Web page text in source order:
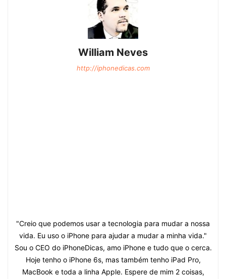
William Neves
http://iphonedicas.com
"Creio que podemos usar a tecnologia para mudar a nossa
vida. Eu uso o iPhone para ajudar a mudar a minha vida."
Sou o CEO do iPhoneDicas, amo iPhone e tudo que o cerca.
Hoje tenho o iPhone 6s, mas também tenho iPad Pro,
MacBook e toda a linha Apple. Espere de mim 2 coisas,